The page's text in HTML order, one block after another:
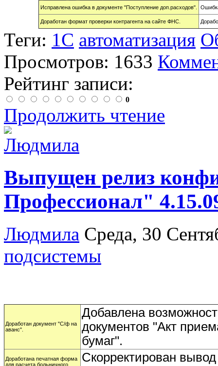
Исправлена ошибка в документе "Поступление доп.расходов".
Доработан формат проверки контрагента на сайте ФНС.
Теги: 1С автоматизация
Просмотров: 1633
Рейтинг записи:
0
Продолжить чтение
Выпущен релиз
Профессионал"
Людмила Среда, 30
подсистемы
Доработан документ "С/ф на
аванс".
Добавлена
документов "Акт
бумаг".
Доработана печатная форма
для расчета больничного
Скорректирован